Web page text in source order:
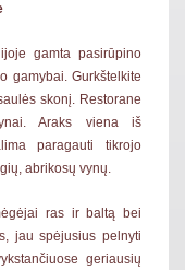
gamta pasirūpino
gamybai. Gurkštelkite
skonį. Restorane
Araks viena iš
paragauti tikrojo
abrikosų vynų.
ras ir baltą bei
jau spėjusius pelnyti
geriausių